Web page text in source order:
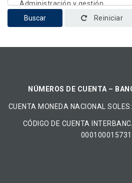
Buscar Reiniciar
NÚMEROS DE CUENTA –
CUENTA MONEDA NACIONAL​
CÓDIGO DE CUENTA